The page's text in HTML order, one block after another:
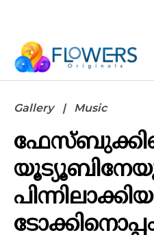
Gallery Music